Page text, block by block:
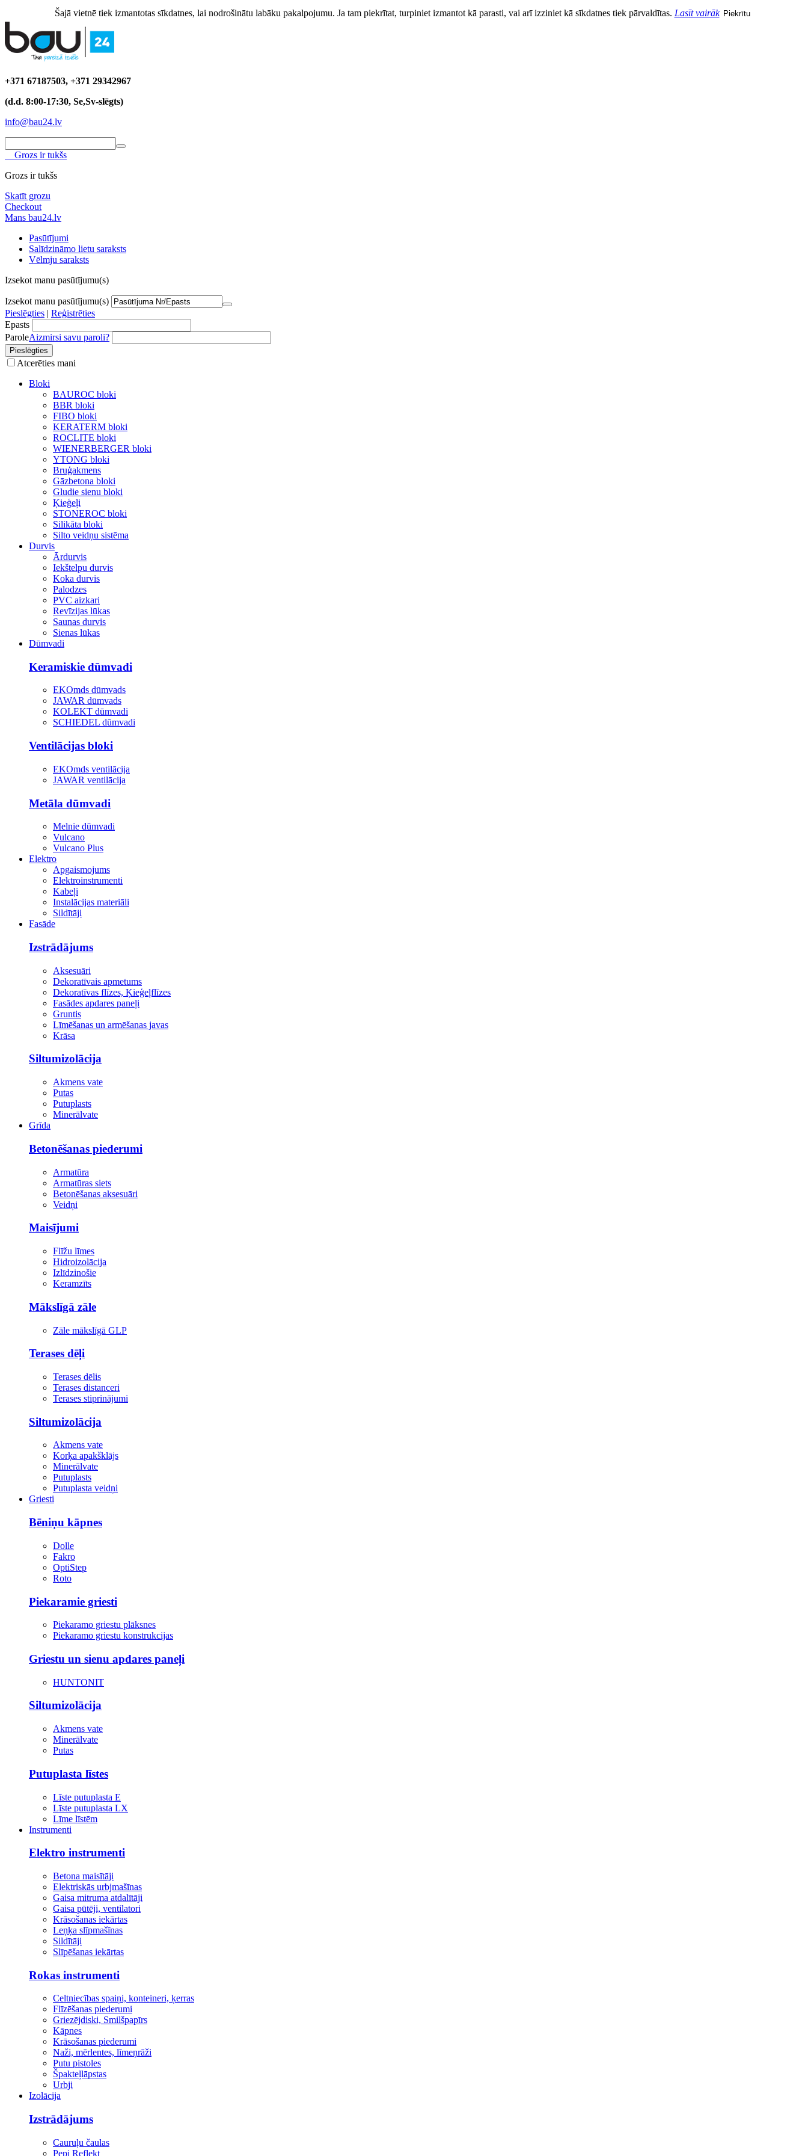
Šajā vietnē tiek izmantotas sīkdatnes, lai nodrošinātu labāku pakalpojumu. Ja tam piekrītat, turpiniet izmantot kā parasti, vai arī izziniet kā sīkdatnes tiek pārvaldītas. Lasīt vairāk Piekrītu
+371 67187503, +371 29342967
(d.d. 8:00-17:30, Se,Sv-slēgts)
info@bau24.lv
Grozs ir tukšs
Grozs ir tukšs
Skatīt grozu
Checkout
Mans bau24.lv
Pasūtījumi
Salīdzināmo lietu saraksts
Vēlmju saraksts
Izsekot manu pasūtījumu(s)
Izsekot manu pasūtījumu(s)
Pieslēgties | Reģistrēties
Epasts
ParoleAizmirsi savu paroli?
Atcerēties mani
Bloki
BAUROC bloki
BBR bloki
FIBO bloki
KERATERM bloki
ROCLITE bloki
WIENERBERGER bloki
YTONG bloki
Bruģakmens
Gāzbetona bloki
Gludie sienu bloki
Ķieģeļi
STONEROC bloki
Silikāta bloki
Silto veidņu sistēma
Durvis
Ārdurvis
Iekštelpu durvis
Koka durvis
Palodzes
PVC aizkari
Revīzijas lūkas
Saunas durvis
Sienas lūkas
Dūmvadi
Keramiskie dūmvadi
EKOmds dūmvads
JAWAR dūmvads
KOLEKT dūmvadi
SCHIEDEL dūmvadi
Ventilācijas bloki
EKOmds ventilācija
JAWAR ventilācija
Metāla dūmvadi
Melnie dūmvadi
Vulcano
Vulcano Plus
Elektro
Apgaismojums
Elektroinstrumenti
Kabeļi
Instalācijas materiāli
Sildītāji
Fasāde
Izstrādājums
Aksesuāri
Dekoratīvais apmetums
Dekoratīvas flīzes, Ķieģeļflīzes
Fasādes apdares paneļi
Gruntis
Līmēšanas un armēšanas javas
Krāsa
Siltumizolācija
Akmens vate
Putas
Putuplasts
Minerālvate
Grīda
Betonēšanas piederumi
Armatūra
Armatūras siets
Betonēšanas aksesuāri
Veidņi
Maisījumi
Flīžu līmes
Hidroizolācija
Izlīdzinošie
Keramzīts
Mākslīgā zāle
Zāle mākslīgā GLP
Terases dēļi
Terases dēlis
Terases distanceri
Terases stiprinājumi
Siltumizolācija
Akmens vate
Korķa apakšklājs
Minerālvate
Putuplasts
Putuplasta veidņi
Griesti
Bēniņu kāpnes
Dolle
Fakro
OptiStep
Roto
Piekaramie griesti
Piekaramo griestu plāksnes
Piekaramo griestu konstrukcijas
Griestu un sienu apdares paneļi
HUNTONIT
Siltumizolācija
Akmens vate
Minerālvate
Putas
Putuplasta līstes
Līste putuplasta E
Līste putuplasta LX
Līme līstēm
Instrumenti
Elektro instrumenti
Betona maisītāji
Elektriskās urbjmašīnas
Gaisa mitruma atdalītāji
Gaisa pūtēji, ventilatori
Krāsošanas iekārtas
Leņķa slīpmašīnas
Sildītāji
Slīpēšanas iekārtas
Rokas instrumenti
Celtniecības spaiņi, konteineri, ķerras
Flīzēšanas piederumi
Griezējdiski, Smilšpapīrs
Kāpnes
Krāsošanas piederumi
Naži, mērlentes, līmeņrāži
Putu pistoles
Špakteļlāpstas
Urbji
Izolācija
Izstrādājums
Cauruļu čaulas
Pepi Reflekt